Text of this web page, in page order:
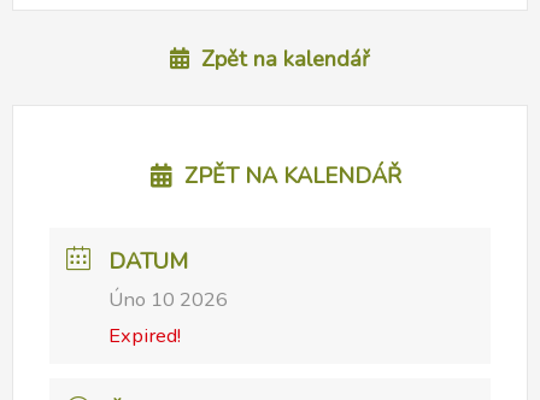
Zpět na kalendář
ZPĚT NA KALENDÁŘ
DATUM
Úno 10 2026
Expired!